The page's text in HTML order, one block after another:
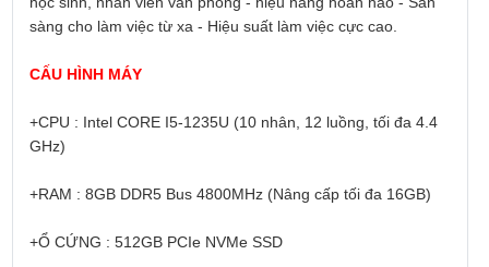
sàng cho làm việc từ xa - Hiệu suất làm việc cực cao.
CẤU HÌNH MÁY
+CPU : Intel CORE I5-1235U (10 nhân, 12 luồng, tối đa 4.4
GHz)
+RAM : 8GB DDR5 Bus 4800MHz (Nâng cấp tối đa 16GB)
+Ổ CỨNG : 512GB PCIe NVMe SSD